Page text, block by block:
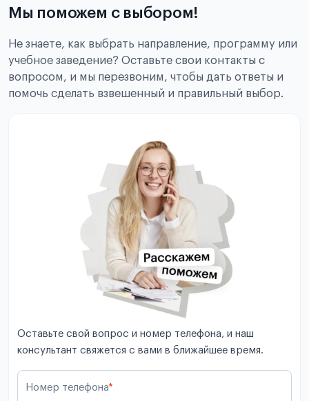
Мы поможем с выбором!
Не знаете, как выбрать направление, программу или
учебное заведение? Оставьте свои контакты с
вопросом, и мы перезвоним, чтобы дать ответы и
помочь сделать взвешенный и правильный выбор.
Оставьте свой вопрос и номер телефона, и наш
консультант свяжется с вами в ближайшее время.
Номер телефона*